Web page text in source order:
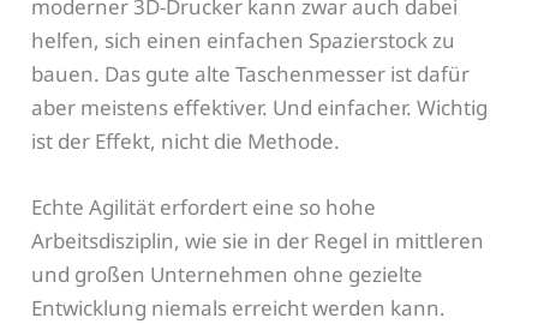
moderner 3D-Drucker kann zwar auch dabei
helfen, sich einen einfachen Spazierstock zu
bauen. Das gute alte Taschenmesser ist dafür
aber meistens effektiver. Und einfacher. Wichtig
ist der Effekt, nicht die Methode.
Echte Agilität erfordert eine so hohe
Arbeitsdisziplin, wie sie in der Regel in mittleren
und großen Unternehmen ohne gezielte
Entwicklung niemals erreicht werden kann.